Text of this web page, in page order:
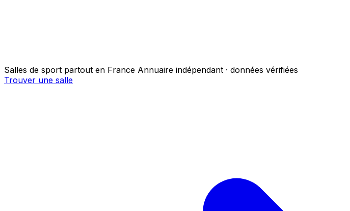
Salles de sport partout en France Annuaire indépendant · données vérifiées
Trouver une salle